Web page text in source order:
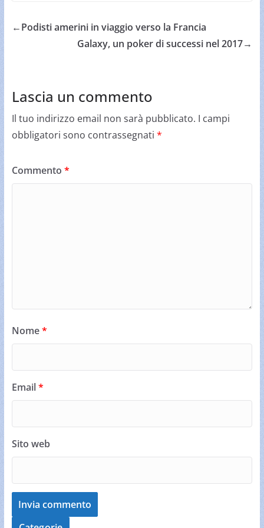
←Podisti amerini in viaggio verso la Francia
Galaxy, un poker di successi nel 2017→
Lascia un commento
Il tuo indirizzo email non sarà pubblicato. I campi
obbligatori sono contrassegnati *
Commento *
Nome*
Email*
Sito web